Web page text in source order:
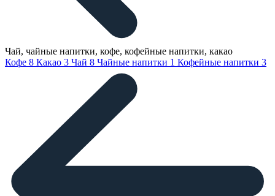
Чай, чайные напитки, кофе, кофейные напитки, какао
Кофе 8 Какао 3 Чай 8 Чайные напитки 1 Кофейные напитки 3